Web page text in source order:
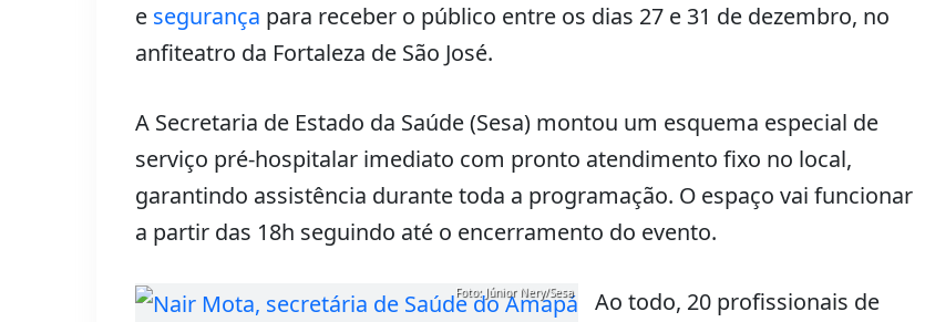
e segurança para receber o público entre os dias 27 e 31 de dezembro, no
anfiteatro da Fortaleza de São José.
A Secretaria de Estado da Saúde (Sesa) montou um esquema especial de
serviço pré-hospitalar imediato com pronto atendimento fixo no local,
garantindo assistência durante toda a programação. O espaço vai funcionar
a partir das 18h seguindo até o encerramento do evento.
Foto: Júnior Nery/Sesa
Ao todo, 20 profissionais de